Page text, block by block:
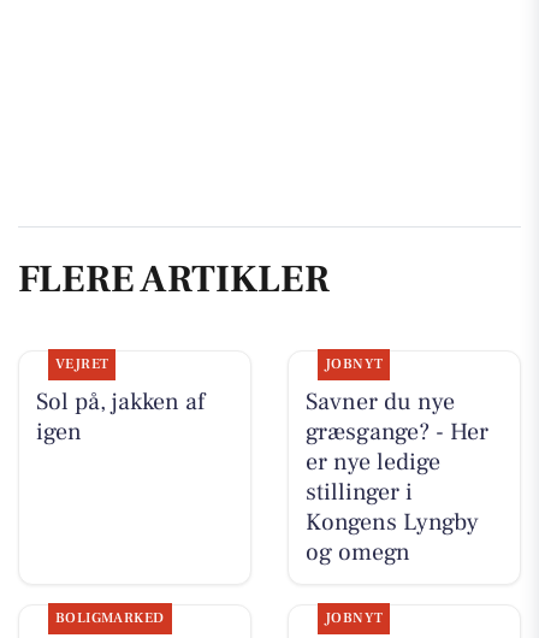
FLERE ARTIKLER
VEJRET
Sol på, jakken af
igen
JOBNYT
Savner du nye
græsgange? - Her
er nye ledige
stillinger i
Kongens Lyngby
og omegn
BOLIGMARKED JOBNYT